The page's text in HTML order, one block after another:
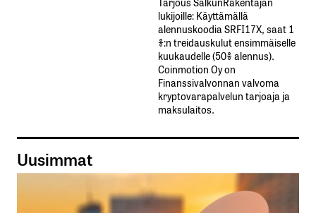
lukijoille: Käyttämällä​ ​
alennuskoodia​ ​SRFI17X,​ ​saat​ ​1
%:n treidauskulut​ ​ensimmäiselle​ ​
kuukaudelle​ ​(50%​ ​alennus).
Coinmotion Oy on
Finanssivalvonnan valvoma
kryptovarapalvelun tarjoaja ja
maksulaitos.
Uusimmat